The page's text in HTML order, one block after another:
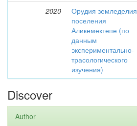
2020
Орудия земледелия
поселения
Аликемектепе (по
данным
экспериментально-
трасологического
изучения)
Discover
Author